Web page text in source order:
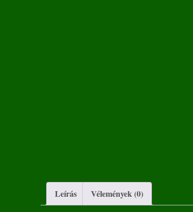
Leírás Vélemények (0)